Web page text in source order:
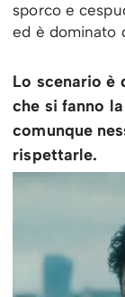
sporco e
ed è dominato
Lo scenario è
che si fanno
comunque
rispettarle.